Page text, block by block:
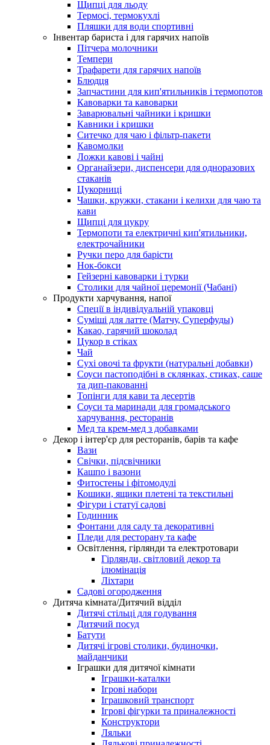
Щипці для льоду
Термосі, термокухлі
Пляшки для води спортивні
Інвентар бариста і для гарячих напоїв
Пітчера молочники
Темпери
Трафарети для гарячих напоїв
Блюдця
Запчастини для кип'ятильників і термопотов
Кавоварки та кавоварки
Заварювальні чайники і кришки
Кавники і кришки
Ситечко для чаю і фільтр-пакети
Кавомолки
Ложки кавові і чайні
Органайзери, диспенсери для одноразових
стаканів
Цукорниці
Чашки, кружки, стакани і келихи для чаю та
кави
Щипці для цукру
Термопоти та електричні кип'ятильники,
електрочайники
Ручки перо для барісти
Нок-бокси
Гейзерні кавоварки і турки
Столики для чайної церемонії (Чабані)
Продукти харчування, напої
Спеції в індивідуальній упаковці
Суміші для латте (Матчу, Суперфуды)
Какао, гарячий шоколад
Цукор в стіках
Чай
Сухі овочі та фрукти (натуральні добавки)
Соуси пастоподібні в склянках, стиках, саше
та дип-пакованні
Топінги для кави та десертів
Соуси та маринади для громадського
харчування, ресторанів
Мед та крем-мед з добавками
Декор і інтер'єр для ресторанів, барів та кафе
Вази
Свічки, підсвічники
Кашпо і вазони
Фитостены і фітомодулі
Кошики, ящики плетені та текстильні
Фігури і статуї садові
Годинник
Фонтани для саду та декоративні
Пледи для ресторану та кафе
Освітлення, гірлянди та електротовари
Гірлянди, світловий декор та
ілюмінація
Ліхтари
Садові огородження
Дитяча кімната/Дитячий відділ
Дитячі стільці для годування
Дитячий посуд
Батути
Дитячі ігрові столики, будиночки,
майданчики
Іграшки для дитячої кімнати
Іграшки-каталки
Ігрові набори
Іграшковий транспорт
Ігрові фігурки та приналежності
Конструктори
Ляльки